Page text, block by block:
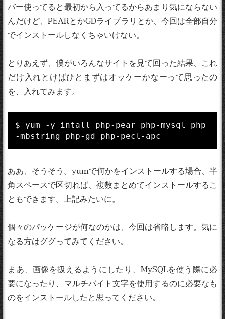
バー使ってると最初から入ってるからあまり気にならない
んだけど、PEARとかGDライブラリとか、今回は全部自分
でインストールしなくちゃいけない。
とりあえず、僕がいろんなサイトを見て回った結果、これ
だけ入れとけばひとまずはオッケーかなーって思ったの
を、入れてみます。
$ yum -y intall php-pear php-mysql php
-mbstring php-gd php-pecl-apc
ああ、そうそう。yumで何かをインストールする場合、半
角スペースで区切れば、複数まとめてインストールするこ
ともできます。上記みたいに。
個々のパッケージが何なのかは、今回は省略します。気に
なる方はググってみてください。
まあ、画像を扱えるようにしたり、MySQLを使う際に必
要になったり、マルチバイト文字を使用するのに必要なも
のをインストールしたと思ってください。